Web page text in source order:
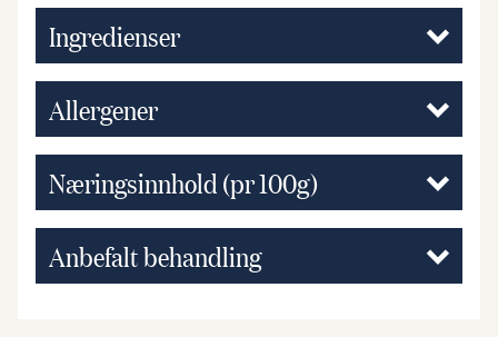
Ingredienser
Allergener
Næringsinnhold (pr 100g)
Anbefalt behandling